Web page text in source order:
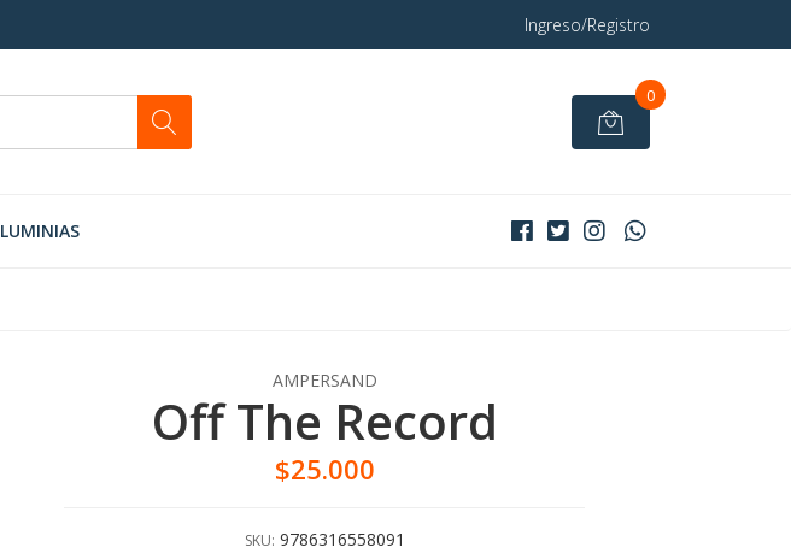
Ingreso/Registro
0
LUMINIAS
AMPERSAND
Off The Record
$25.000
SKU: 9786316558091